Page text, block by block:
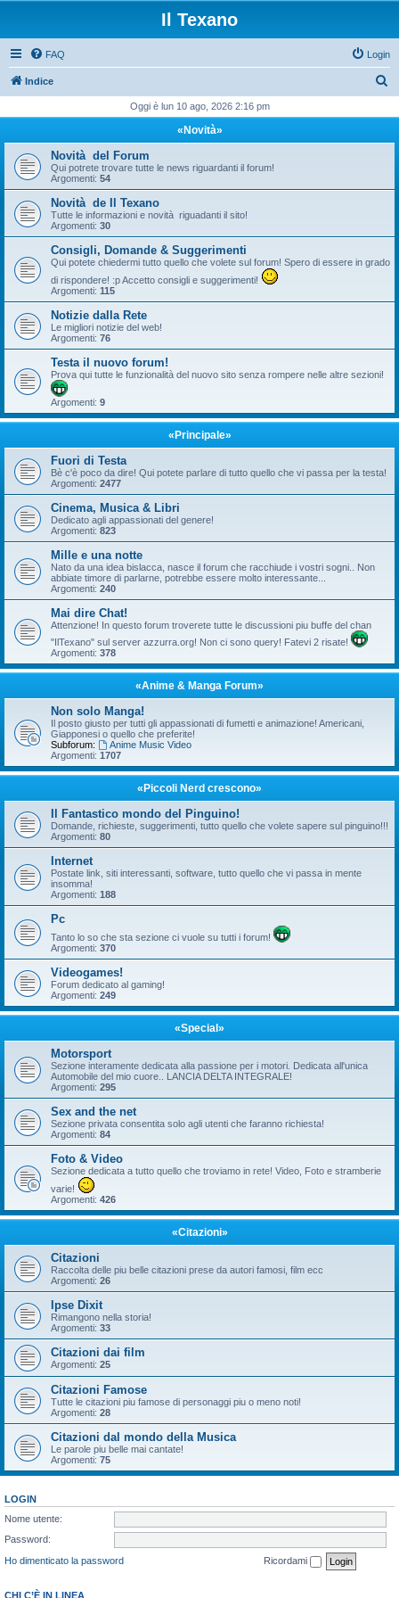
Il Texano
FAQ Login
Indice
c
Oggi è lun 10 ago, 2026 2:16 pm
«Novità»
Novità del Forum
Qui potrete trovare tutte le news riguardanti il forum!
Argomenti: 54
Novità de Il Texano
Tutte le informazioni e novità riguadanti il sito!
Argomenti: 30
Consigli, Domande & Suggerimenti
Qui potete chiedermi tutto quello che volete sul forum! Spero di essere in grado
di rispondere! :p Accetto consigli e suggerimenti!
Argomenti: 115
Notizie dalla Rete
Le migliori notizie del web!
Argomenti: 76
Testa il nuovo forum!
Prova qui tutte le funzionalità del nuovo sito senza rompere nelle altre sezioni!
Argomenti: 9
«Principale»
Fuori di Testa
Bè c'è poco da dire! Qui potete parlare di tutto quello che vi passa per la testa!
Argomenti: 2477
Cinema, Musica & Libri
Dedicato agli appassionati del genere!
Argomenti: 823
Mille e una notte
Nato da una idea bislacca, nasce il forum che racchiude i vostri sogni.. Non
abbiate timore di parlarne, potrebbe essere molto interessante...
Argomenti: 240
Mai dire Chat!
Attenzione! In questo forum troverete tutte le discussioni piu buffe del chan
"IlTexano" sul server azzurra.org! Non ci sono query! Fatevi 2 risate!
Argomenti: 378
«Anime & Manga Forum»
Non solo Manga!
Il posto giusto per tutti gli appassionati di fumetti e animazione! Americani,
Giapponesi o quello che preferite!
Subforum:
Anime Music Video
Argomenti: 1707
«Piccoli Nerd crescono»
Il Fantastico mondo del Pinguino!
Domande, richieste, suggerimenti, tutto quello che volete sapere sul pinguino!!!
Argomenti: 80
Internet
Postate link, siti interessanti, software, tutto quello che vi passa in mente
insomma!
Argomenti: 188
Pc
Tanto lo so che sta sezione ci vuole su tutti i forum!
Argomenti: 370
Videogames!
Forum dedicato al gaming!
Argomenti: 249
«Special»
Motorsport
Sezione interamente dedicata alla passione per i motori. Dedicata all'unica
Automobile del mio cuore.. LANCIA DELTA INTEGRALE!
Argomenti: 295
Sex and the net
Sezione privata consentita solo agli utenti che faranno richiesta!
Argomenti: 84
Foto & Video
Sezione dedicata a tutto quello che troviamo in rete! Video, Foto e stramberie
varie!
Argomenti: 426
«Citazioni»
Citazioni
Raccolta delle piu belle citazioni prese da autori famosi, film ecc
Argomenti: 26
Ipse Dixit
Rimangono nella storia!
Argomenti: 33
Citazioni dai film
Argomenti: 25
Citazioni Famose
Tutte le citazioni piu famose di personaggi piu o meno noti!
Argomenti: 28
Citazioni dal mondo della Musica
Le parole piu belle mai cantate!
Argomenti: 75
LOGIN
Nome utente:
Password:
Ho dimenticato la password
Ricordami
CHI C’È IN LINEA